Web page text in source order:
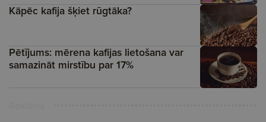
Kāpēc kafija šķiet rūgtāka?
Pētījums: mērena kafijas lietošana var
samazināt mirstību par 17%